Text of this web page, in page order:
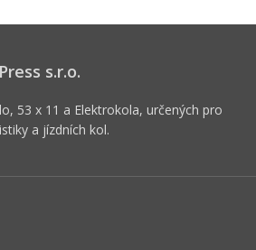
s.r.o.
53 x 11 a Elektrokola, určených pro
a jízdních kol.